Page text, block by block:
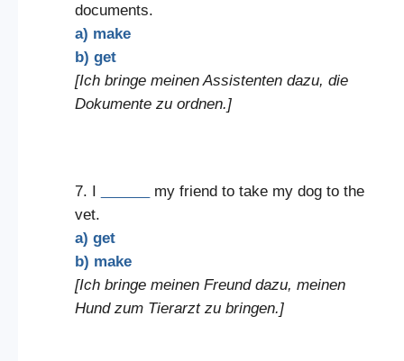
documents.
a) make
b) get
[Ich bringe meinen Assistenten dazu, die
Dokumente zu ordnen.]
7. I
my friend to take my dog to the
vet.
a) get
b) make
[Ich bringe meinen Freund dazu, meinen
Hund zum Tierarzt zu bringen.]